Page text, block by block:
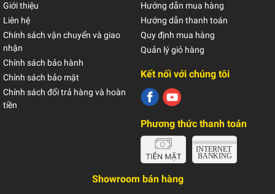
Giới thiệu
Liên hệ
Chính sách vận chuyển và giao
nhận
Chính sách bảo hành
Chính sách bảo mật
Chính sách đổi trả hàng và hoàn
tiền
Hướng dẫn mua hàng
Hướng dẫn thanh toán
Quy định mua hàng
Quản lý giỏ hàng
Kết nối với chúng tôi
Phương thức thanh toán
Showroom bán hàng